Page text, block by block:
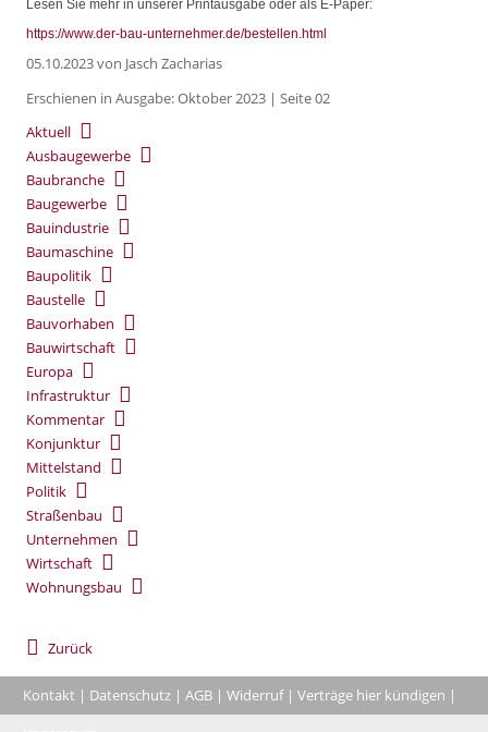
Lesen Sie mehr in unserer Printausgabe oder als E-Paper:
https://www.der-bau-unternehmer.de/bestellen.html
05.10.2023von Jasch Zacharias
Erschienen in Ausgabe: Oktober 2023 | Seite 02
Aktuell
Ausbaugewerbe
Baubranche
Baugewerbe
Bauindustrie
Baumaschine
Baupolitik
Baustelle
Bauvorhaben
Bauwirtschaft
Europa
Infrastruktur
Kommentar
Konjunktur
Mittelstand
Politik
Straßenbau
Unternehmen
Wirtschaft
Wohnungsbau
Zurück
Kontakt | Datenschutz | AGB | Widerruf| Verträge hier kündigen |